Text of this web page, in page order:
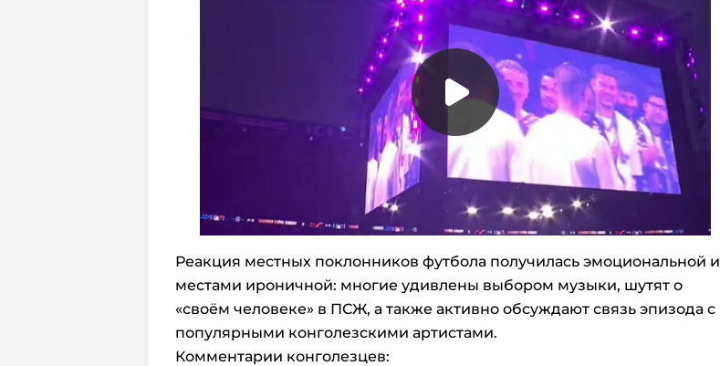
Реакция местных поклонников футбола получилась эмоциональной и
местами ироничной: многие удивлены выбором музыки, шутят о
«своём человеке» в ПСЖ, а также активно обсуждают связь эпизода с
популярными конголезскими артистами.
Комментарии конголезцев: